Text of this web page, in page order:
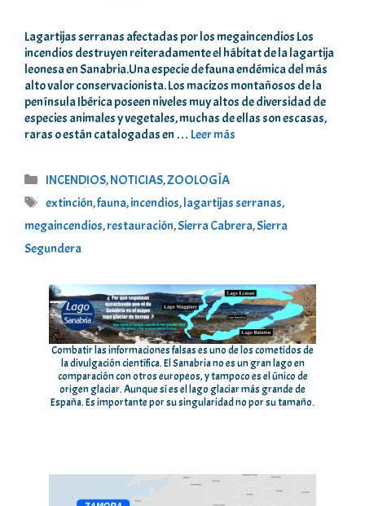
Lagartijas serranas afectadas por los megaincendios Los
incendios destruyen reiteradamente el hábitat de la lagartija
leonesa en Sanabria.Una especie de fauna endémica del más
alto valor conservacionista. Los macizos montañosos de la
península Ibérica poseen niveles muy altos de diversidad de
especies animales y vegetales, muchas de ellas son escasas,
raras o están catalogadas en … Leer más
Categorías
INCENDIOS,NOTICIAS,ZOOLOGÍA
Etiquetas
extinción,fauna,incendios,lagartijas serranas,
megaincendios,restauración,Sierra Cabrera,Sierra
Segundera
Combatir las informaciones falsas es uno de los cometidos de
la divulgación científica. El Sanabria no es un gran lago en
comparación con otros europeos, y tampoco es el único de
origen glaciar. Aunque sí es el lago glaciar más grande de
España. Es importante por su singularidad no por su tamaño.